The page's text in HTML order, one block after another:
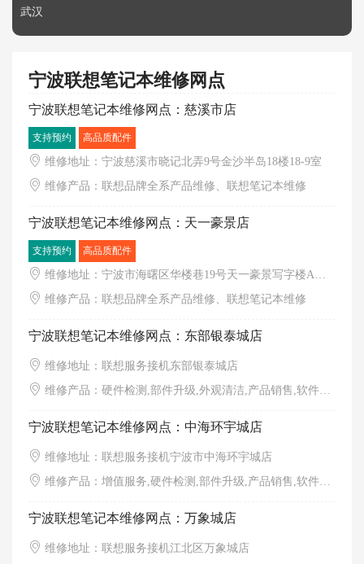
武汉
宁波联想笔记本维修网点
宁波联想笔记本维修网点：慈溪市店
支持预约 高品质配件
维修地址：宁波慈溪市晓记北弄9号金沙半岛18楼18-9室
维修产品：联想品牌全系产品维修、联想笔记本维修
宁波联想笔记本维修网点：天一豪景店
支持预约 高品质配件
维修地址：宁波市海曙区华楼巷19号天一豪景写字楼A座6楼603室（巴邑火锅店旁）
维修产品：联想品牌全系产品维修、联想笔记本维修
宁波联想笔记本维修网点：东部银泰城店
维修地址：联想服务接机东部银泰城店
维修产品：硬件检测,部件升级,外观清洁,产品销售,软件调试,增值服务
宁波联想笔记本维修网点：中海环宇城店
维修地址：联想服务接机宁波市中海环宇城店
维修产品：增值服务,硬件检测,部件升级,产品销售,软件调试,外观清洁
宁波联想笔记本维修网点：万象城店
维修地址：联想服务接机江北区万象城店